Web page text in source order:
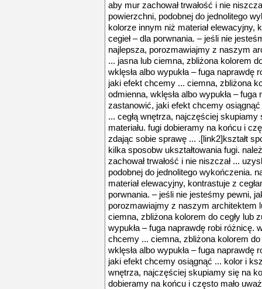
aby mur zachował trwałość i nie
powierzchni, podobnej do jednolitego
kolorze innym niż materiał elewacyjny,
cegieł – dla porwnania. – jeśli nie
najlepsza, porozmawiajmy z naszym
... jasna lub ciemna, zbliżona kolorem
wklęsła albo wypukła – fuga
jaki efekt chcemy ... ciemna, zbliżona
odmienna, wklęsła albo wypukła –
zastanowić, jaki efekt chcemy
... cegłą wnętrza, najczęściej
materiału. fugi dobieramy na końcu i
zdając sobie sprawę ... .[link2]kształt
kilka sposobw ukształtowania fugi.
zachował trwałość i nie niszczał ...
podobnej do jednolitego wykończenia.
materiał elewacyjny, kontrastuje z
porwnania. – jeśli nie jesteśmy pewni,
porozmawiajmy z naszym architektem
ciemna, zbliżona kolorem do cegły lub
wypukła – fuga naprawdę robi różnicę.
chcemy ... ciemna, zbliżona kolorem do
wklęsła albo wypukła – fuga
jaki efekt chcemy osiągnąć ... kolor i
wnętrza, najczęściej skupiamy się na
dobieramy na końcu i często mało